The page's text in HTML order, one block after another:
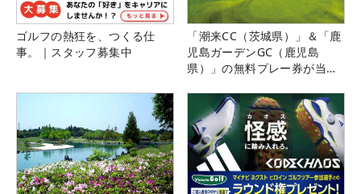
ゴルフの熱狂を、つくる仕
事。｜スタッフ募集中
「潮来CC（茨城県）」＆「鹿
児島ガーデンGC（鹿児島
県）」の無料プレー券が当た